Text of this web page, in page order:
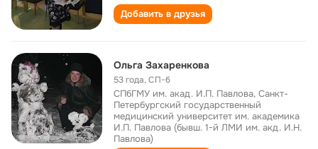
Добавить в друзья
Ольга Захаренкова
53 года,СП-б
СПбГМУ им. акад. И.П. Павлова, Санкт-
Петербургский государственный
медицинский университет им. академика
И.П. Павлова (бывш. 1-й ЛМИ им. акд. И.Н.
Павлова)